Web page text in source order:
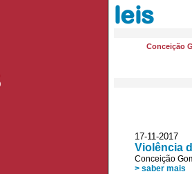
leis
Conceição
17-11-
Violência
Conceição
> saber mais